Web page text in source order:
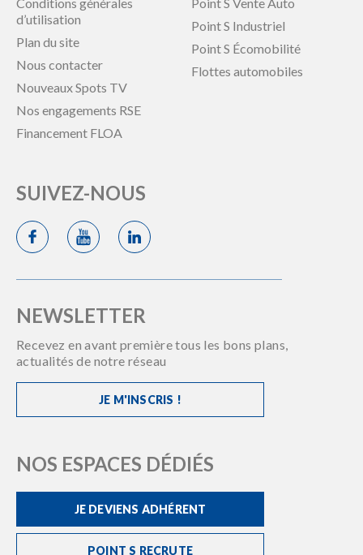
d’utilisation
Plan du site
Nous contacter
Nouveaux Spots TV
Nos engagements RSE
Financement FLOA
Point S Industriel
Point S Écomobilité
Flottes automobiles
SUIVEZ-NOUS
NEWSLETTER
Recevez en avant première tous les bons plans,
actualités de notre réseau
JE M'INSCRIS !
NOS ESPACES DÉDIÉS
JE DEVIENS ADHÉRENT
POINT S RECRUTE